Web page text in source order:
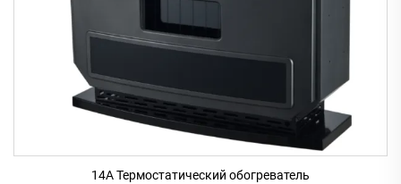
14A Термостатический обогреватель